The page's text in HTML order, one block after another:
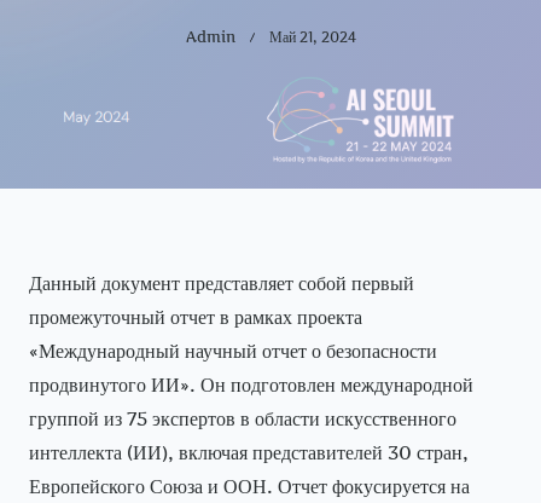
Admin Май 21, 2024
Данный документ представляет собой первый
промежуточный отчет в рамках проекта
«Международный научный отчет о безопасности
продвинутого ИИ». Он подготовлен международной
группой из 75 экспертов в области искусственного
интеллекта (ИИ), включая представителей 30 стран,
Европейского Союза и ООН. Отчет фокусируется на